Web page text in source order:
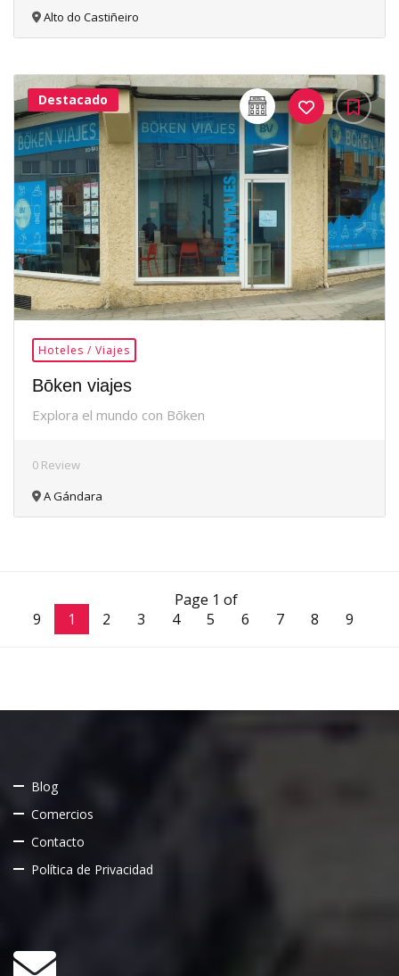
Alto do Castiñeiro
32Me
Gusta
Destacado
Hoteles / Viajes
Bōken viajes
Explora el mundo con Bōken
0 Review
A Gándara
Page 1 of
9
1 2 3 4 5 6 7 8 9
Blog
Comercios
Contacto
Política de Privacidad